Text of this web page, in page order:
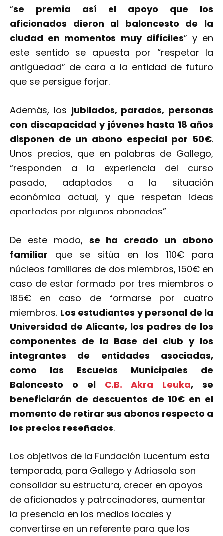
“se premia así el apoyo que los
aficionados dieron al baloncesto de la
ciudad en momentos muy difíciles” y en
este sentido se apuesta por “respetar la
antigüedad” de cara a la entidad de futuro
que se persigue forjar.
Además, los jubilados, parados, personas
con discapacidad y jóvenes hasta 18 años
disponen de un abono especial por 50€.
Unos precios, que en palabras de Gallego,
“responden a la experiencia del curso
pasado, adaptados a la situación
económica actual, y que respetan ideas
aportadas por algunos abonados”.
De este modo, se ha creado un abono
familiar que se sitúa en los 110€ para
núcleos familiares de dos miembros, 150€ en
caso de estar formado por tres miembros o
185€ en caso de formarse por cuatro
miembros. Los estudiantes y personal de la
Universidad de Alicante, los padres de los
componentes de la Base del club y los
integrantes de entidades asociadas,
como las Escuelas Municipales de
Baloncesto o el C.B. Akra Leuka, se
beneficiarán de descuentos de 10€ en el
momento de retirar sus abonos respecto a
los precios reseñados.
Los objetivos de la Fundación Lucentum esta
temporada, para Gallego y Adriasola son
consolidar su estructura, crecer en apoyos
de aficionados y patrocinadores, aumentar
la presencia en los medios locales y
convertirse en un referente para que los